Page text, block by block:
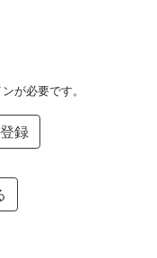
が必要です。
録